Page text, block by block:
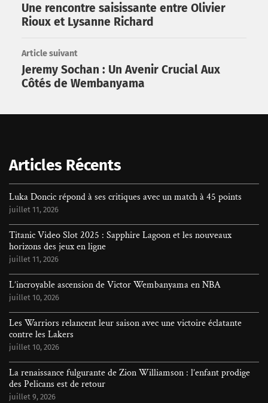
Articles Récents
Luka Doncic répond à ses critiques avec un match à 45 points
juillet 11, 2026
Titanic Video Slot 2025 : Sapphire Lagoon et les nouveaux
horizons des jeux en ligne
juillet 11, 2026
L’incroyable ascension de Victor Wembanyama en NBA
juillet 10, 2026
Les Warriors relancent leur saison avec une victoire éclatante
contre les Lakers
juillet 10, 2026
La renaissance fulgurante de Zion Williamson : l’enfant prodige
des Pelicans est de retour
juillet 9, 2026
Une rencontre saisissante entre Olivier
Rioux et Lysanne Richard
Article suivant
Jeremy Sochan : Un Avenir Crucial Aux
Côtés de Wembanyama